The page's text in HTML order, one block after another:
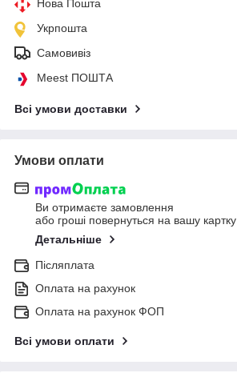
Нова Пошта
Укрпошта
Самовивіз
Meest ПОШТА
Всі умови доставки
Умови оплати
Ви отримаєте замовлення
або гроші повернуться на вашу картку
Детальніше
Післяплата
Оплата на рахунок
Оплата на рахунок ФОП
Всі умови оплати